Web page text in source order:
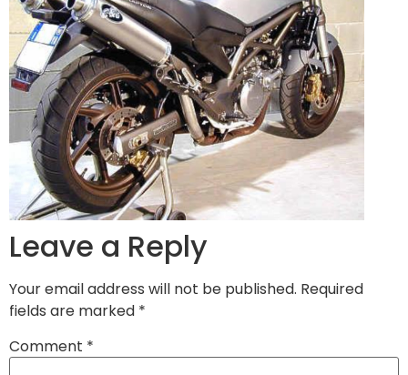
Leave a Reply
Your email address will not be published. Required
fields are marked *
Comment *